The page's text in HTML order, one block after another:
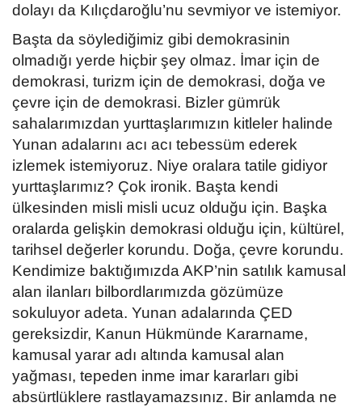
dolayı da Kılıçdaroğlu’nu sevmiyor ve istemiyor.
Başta da söylediğimiz gibi demokrasinin
olmadığı yerde hiçbir şey olmaz. İmar için de
demokrasi, turizm için de demokrasi, doğa ve
çevre için de demokrasi. Bizler gümrük
sahalarımızdan yurttaşlarımızın kitleler halinde
Yunan adalarını acı acı tebessüm ederek
izlemek istemiyoruz. Niye oralara tatile gidiyor
yurttaşlarımız? Çok ironik. Başta kendi
ülkesinden misli misli ucuz olduğu için. Başka
oralarda gelişkin demokrasi olduğu için, kültürel,
tarihsel değerler korundu. Doğa, çevre korundu.
Kendimize baktığımızda AKP’nin satılık kamusal
alan ilanları bilbordlarımızda gözümüze
sokuluyor adeta. Yunan adalarında ÇED
gereksizdir, Kanun Hükmünde Kararname,
kamusal yarar adı altında kamusal alan
yağması, tepeden inme imar kararları gibi
absürtlüklere rastlayamazsınız. Bir anlamda ne